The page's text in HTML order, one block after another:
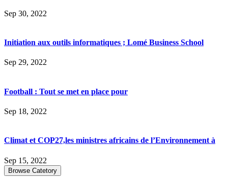
Sep 30, 2022
Initiation aux outils informatiques ; Lomé Business School
Sep 29, 2022
Football : Tout se met en place pour
Sep 18, 2022
Climat et COP27,les ministres africains de l’Environnement à
Sep 15, 2022
Browse Catetory